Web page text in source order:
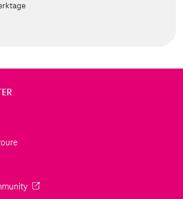
neuen Tab geöffnet)
(Wird in einem neuen Tab geöffnet)